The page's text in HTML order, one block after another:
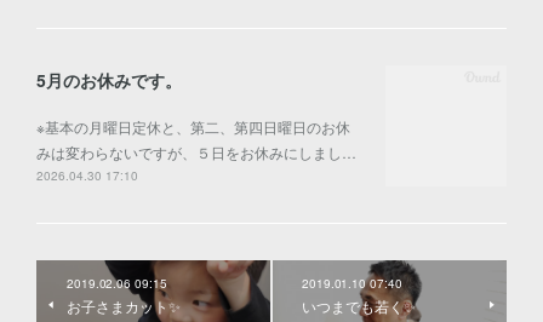
5月のお休みです。
※基本の月曜日定休と、第二、第四日曜日のお休
みは変わらないですが、５日をお休みにしまし…
2026.04.30 17:10
2019.02.06 09:15
お子さまカット✨
2019.01.10 07:40
いつまでも若く✨